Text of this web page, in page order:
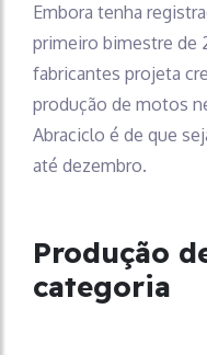
Embora tenha
primeiro bimestre de
fabricantes projeta
produção de motos
Abraciclo é de que
até dezembro.
Produção
categoria